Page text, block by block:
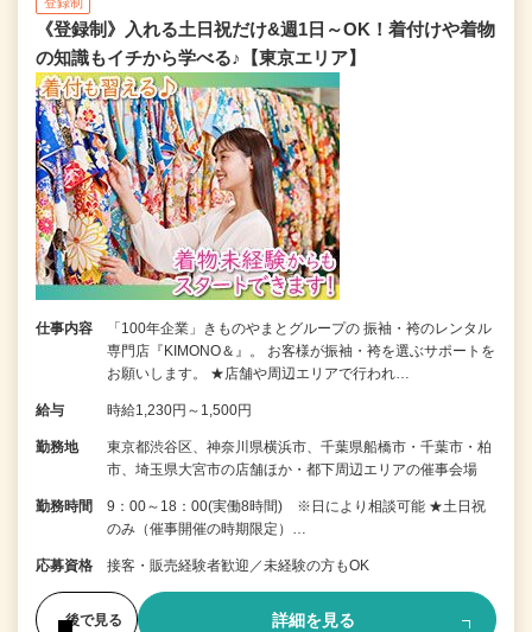
《登録制》入れる土日祝だけ&週1日～OK！着付けや着物
の知識もイチから学べる♪【東京エリア】
仕事内容
「100年企業」きものやまとグループの 振袖・袴のレンタル
専門店『KIMONO＆』。 お客様が振袖・袴を選ぶサポートを
お願いします。 ★店舗や周辺エリアで行われ…
給与 時給1,230円～1,500円
勤務地
東京都渋谷区、神奈川県横浜市、千葉県船橋市・千葉市・柏
市、埼玉県大宮市の店舗ほか・都下周辺エリアの催事会場
勤務時間
9：00～18：00(実働8時間) ※日により相談可能 ★土日祝
のみ（催事開催の時期限定）…
応募資格 接客・販売経験者歓迎／未経験の方もOK
後で見る 詳細を見る